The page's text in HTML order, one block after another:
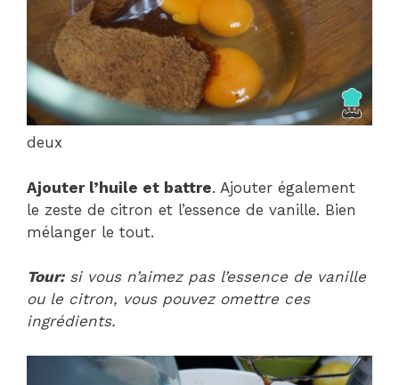
deux
Ajouter l’huile et battre. Ajouter également
le zeste de citron et l’essence de vanille. Bien
mélanger le tout.
Tour:si vous n’aimez pas l’essence de vanille
ou le citron, vous pouvez omettre ces
ingrédients.